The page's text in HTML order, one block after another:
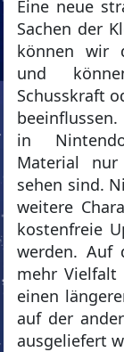
Eine neue
Sachen der
können wir
und
Schusskraft
in
Material
sehen sind.
weitere
kostenfreie
werden. Auf
mehr
einen
auf der
ausgeliefert